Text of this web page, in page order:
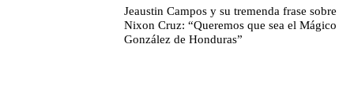
Jeaustin Campos y su tremenda frase sobre
Nixon Cruz: “Queremos que sea el Mágico
González de Honduras”